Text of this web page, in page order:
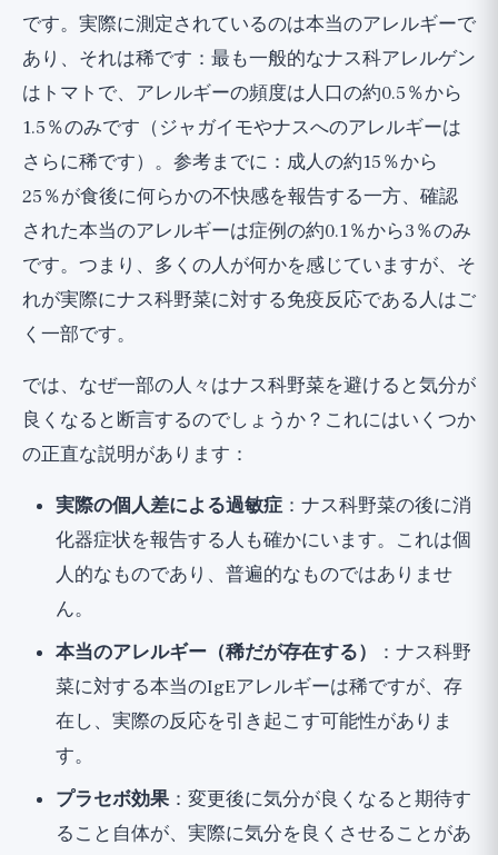
です。実際に測定されているのは本当のアレルギーで
あり、それは稀です：最も一般的なナス科アレルゲン
はトマトで、アレルギーの頻度は人口の約0.5％から
1.5％のみです（ジャガイモやナスへのアレルギーは
さらに稀です）。参考までに：成人の約15％から
25％が食後に何らかの不快感を報告する一方、確認
された本当のアレルギーは症例の約0.1％から3％のみ
です。つまり、多くの人が何かを感じていますが、そ
れが実際にナス科野菜に対する免疫反応である人はご
く一部です。
では、なぜ一部の人々はナス科野菜を避けると気分が
良くなると断言するのでしょうか？これにはいくつか
の正直な説明があります：
実際の個人差による過敏症 ：ナス科野菜の後に消
化器症状を報告する人も確かにいます。これは個
人的なものであり、普遍的なものではありませ
ん。
本当のアレルギー（稀だが存在する）
：ナス科野
菜に対する本当のIgEアレルギーは稀ですが、存
在し、実際の反応を引き起こす可能性がありま
す。
プラセボ効果 ：変更後に気分が良くなると期待す
ること自体が、実際に気分を良くさせることがあ